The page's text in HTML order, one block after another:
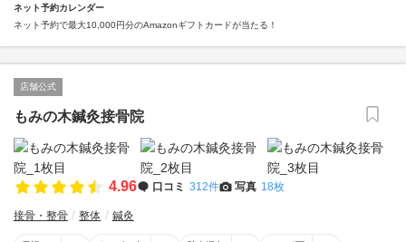
ネット予約カレンダー
ネット予約で最大10,000円分のAmazonギフトカードが当たる！
店舗公式
もみの木鍼灸接骨院
4.96 口コミ 312件 写真 18枚
接骨・整骨 整体 鍼灸